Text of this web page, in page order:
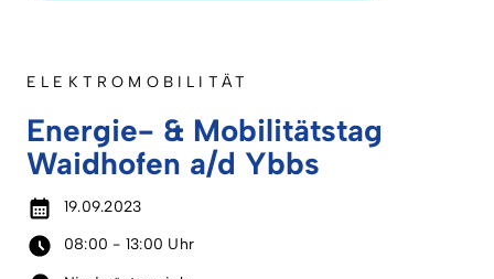
ELEKTROMOBILITÄT
Energie- & Mobilitätstag
Waidhofen a/d Ybbs
19.09.2023
08:00 - 13:00 Uhr